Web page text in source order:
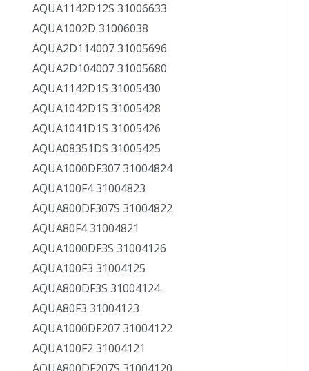
AQUA1142D12S 31006633
AQUA1002D 31006038
AQUA2D114007 31005696
AQUA2D104007 31005680
AQUA1142D1S 31005430
AQUA1042D1S 31005428
AQUA1041D1S 31005426
AQUA08351DS 31005425
AQUA1000DF307 31004824
AQUA100F4 31004823
AQUA800DF307S 31004822
AQUA80F4 31004821
AQUA1000DF3S 31004126
AQUA100F3 31004125
AQUA800DF3S 31004124
AQUA80F3 31004123
AQUA1000DF207 31004122
AQUA100F2 31004121